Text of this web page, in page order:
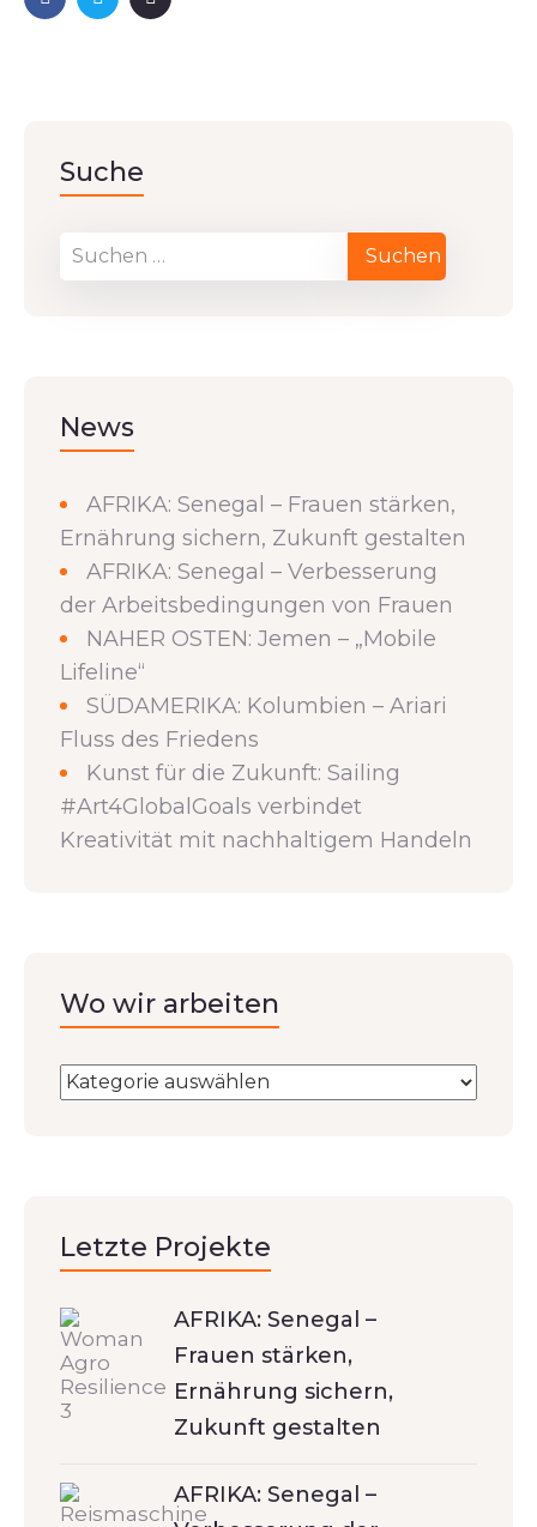
Suche
News
AFRIKA: Senegal – Frauen stärken,
Ernährung sichern, Zukunft gestalten
AFRIKA: Senegal – Verbesserung
der Arbeitsbedingungen von Frauen
NAHER OSTEN: Jemen – „Mobile
Lifeline“
SÜDAMERIKA: Kolumbien – Ariari
Fluss des Friedens
Kunst für die Zukunft: Sailing
#Art4GlobalGoals verbindet
Kreativität mit nachhaltigem Handeln
Wo wir arbeiten
Letzte Projekte
AFRIKA: Senegal –
Frauen stärken,
Ernährung sichern,
Zukunft gestalten
AFRIKA: Senegal –